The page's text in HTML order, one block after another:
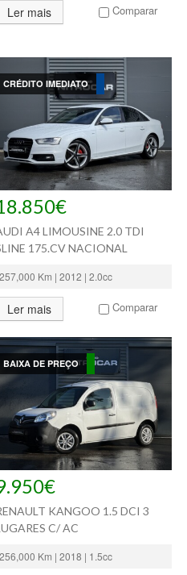
Ler mais Comparar
CRÉDITO IMEDIATO
A4 LIMOUSINE 2.0 TDI
175.CV NACIONAL
257,000 Km | 2012 | 2.0cc
Ler mais Comparar
BAIXA DE PREÇO
KANGOO 1.5 DCI 3
C/ AC
256,000 Km | 2018 | 1.5cc